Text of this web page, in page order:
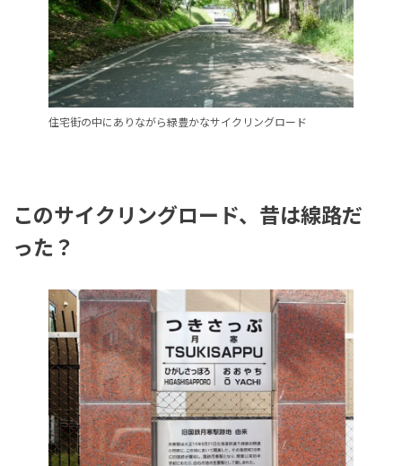
住宅街の中にありながら緑豊かなサイクリングロード
このサイクリングロード、昔は線路だ
った？